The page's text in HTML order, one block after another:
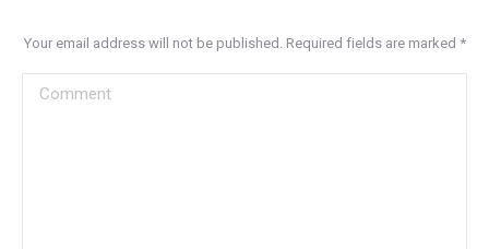
Your email address will not be published. Required fields are marked *
Comment